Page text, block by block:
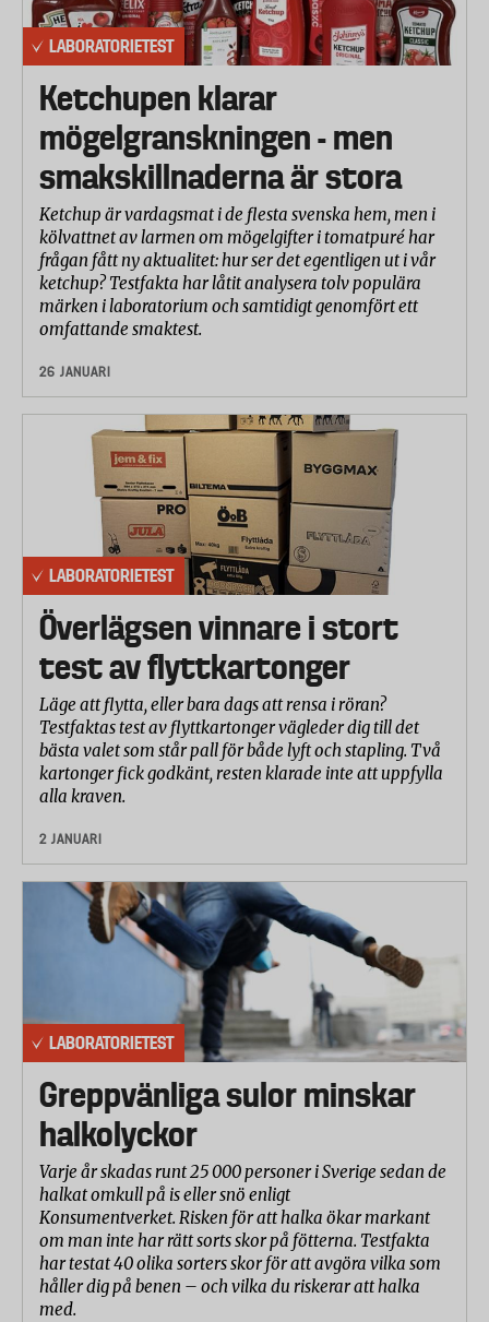
LABORATORIETEST
Ketchupen klarar
mögelgranskningen - men
smakskillnaderna är stora
Ketchup är vardagsmat i de flesta svenska hem, men i
kölvattnet av larmen om mögelgifter i tomatpuré har
frågan fått ny aktualitet: hur ser det egentligen ut i vår
ketchup? Testfakta har låtit analysera tolv populära
märken i laboratorium och samtidigt genomfört ett
omfattande smaktest.
26 JANUARI
LABORATORIETEST
Överlägsen vinnare i stort
test av flyttkartonger
Läge att flytta, eller bara dags att rensa i röran?
Testfaktas test av flyttkartonger vägleder dig till det
bästa valet som står pall för både lyft och stapling. Två
kartonger fick godkänt, resten klarade inte att uppfylla
alla kraven.
2 JANUARI
LABORATORIETEST
Greppvänliga sulor minskar
halkolyckor
Varje år skadas runt 25 000 personer i Sverige sedan de
halkat omkull på is eller snö enligt
Konsumentverket. Risken för att halka ökar markant
om man inte har rätt sorts skor på fötterna. Testfakta
har testat 40 olika sorters skor för att avgöra vilka som
håller dig på benen – och vilka du riskerar att halka
med.